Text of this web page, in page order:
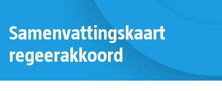
Samenvattingskaart
regeerakkoord